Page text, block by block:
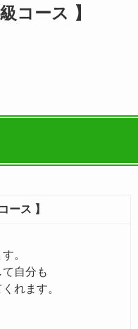
コース 】
ース 】
。
自分も
れます。